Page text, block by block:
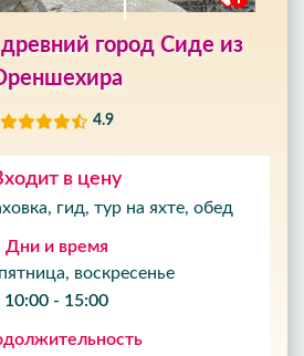
город Сиде из
4.9
в цену
гид, тур на яхте, обед
Дни и время
воскресенье
10:00 - 15:00